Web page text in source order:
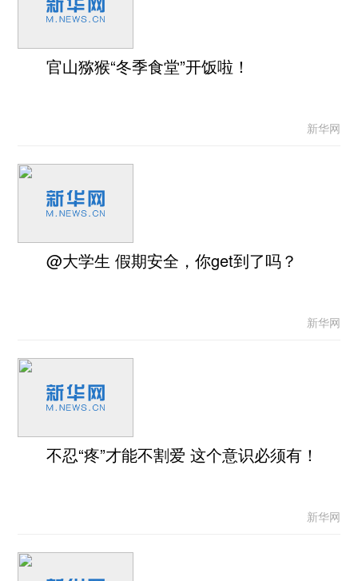
官山猕猴“冬季食堂”开饭啦！
新华网
@大学生 假期安全，你get到了吗？
新华网
不忍“疼”才能不割爱 这个意识必须有！
新华网